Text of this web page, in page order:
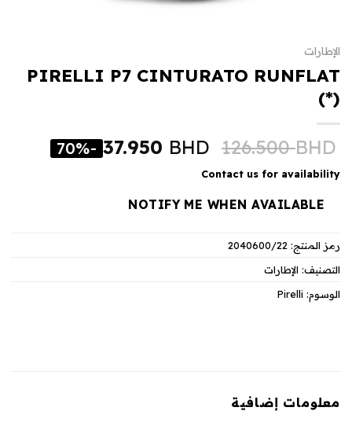
الإطارات
PIRELLI P7 CINTURATO RUNFLAT
(*)
126.500BHD
37.950 BHD
-70%
Contact us for availability
NOTIFY ME WHEN AVAILABLE
رمز المنتج: 2040600/22
التصنيف: الإطارات
الوسوم: Pirelli
معلومات إضافية